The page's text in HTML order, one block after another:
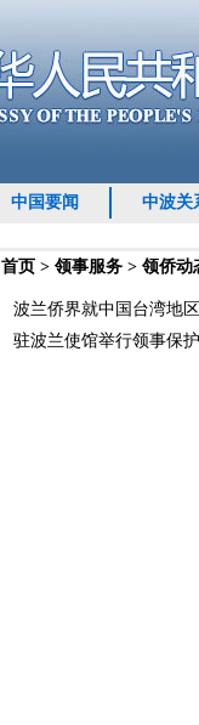
中国要闻 中波关
首页 > 领事服务 > 领侨动
波兰侨界就中国台湾地
驻波兰使馆举行领事保